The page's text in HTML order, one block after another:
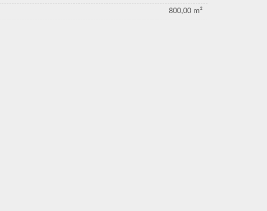
800,00 m²